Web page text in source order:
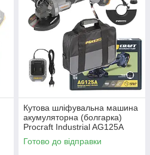
Кутова шліфувальна машина
акумуляторна (болгарка)
Procraft Industrial AG125A
Сумка
Готово до відправки